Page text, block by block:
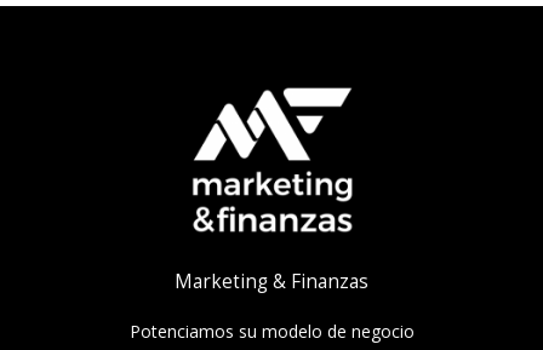
Marketing & Finanzas
Potenciamos su modelo de negocio